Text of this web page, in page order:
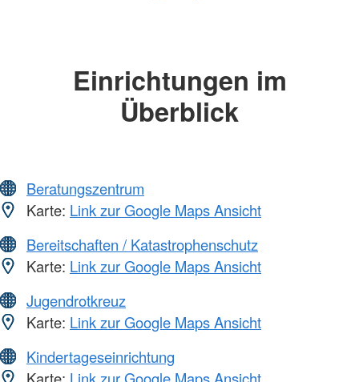
Einrichtungen im
Überblick
Beratungszentrum
Karte: Link zur Google Maps Ansicht
Bereitschaften / Katastrophenschutz
Karte: Link zur Google Maps Ansicht
Jugendrotkreuz
Karte: Link zur Google Maps Ansicht
Kindertageseinrichtung